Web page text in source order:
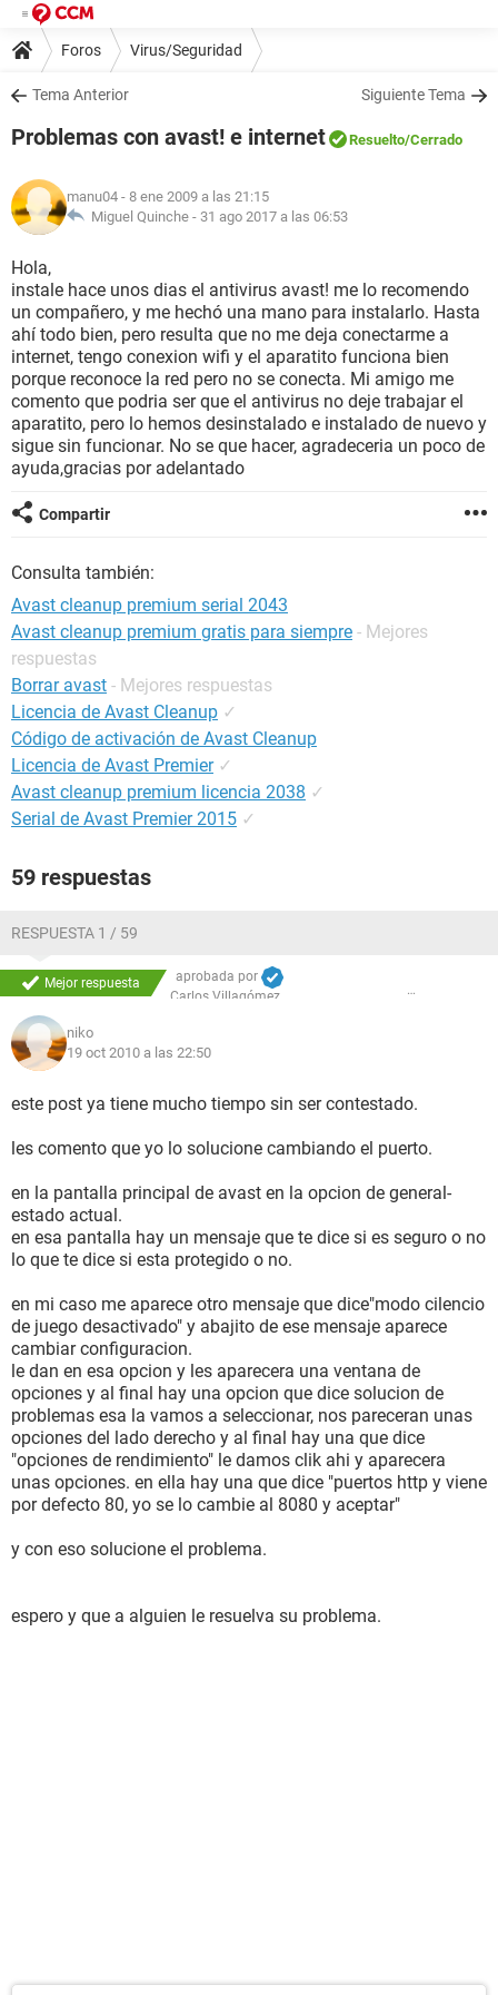
Foros Virus/Seguridad
Tema Anterior Siguiente Tema
Problemas con avast! e internet Resuelto/Cerrado
manu04 - 8 ene 2009 a las 21:15
Miguel Quinche - 31 ago 2017 a las 06:53
Hola,
instale hace unos dias el antivirus avast! me lo recomendo
un compañero, y me hechó una mano para instalarlo. Hasta
ahí todo bien, pero resulta que no me deja conectarme a
internet, tengo conexion wifi y el aparatito funciona bien
porque reconoce la red pero no se conecta. Mi amigo me
comento que podria ser que el antivirus no deje trabajar el
aparatito, pero lo hemos desinstalado e instalado de nuevo y
sigue sin funcionar. No se que hacer, agradeceria un poco de
ayuda,gracias por adelantado
Compartir
Consulta también:
Avast cleanup premium serial 2043
Avast cleanup premium gratis para siempre - Mejores
respuestas
Borrar avast - Mejores respuestas
Licencia de Avast Cleanup ✓
Código de activación de Avast Cleanup
Licencia de Avast Premier ✓
Avast cleanup premium licencia 2038 ✓
Serial de Avast Premier 2015 ✓
59 respuestas
RESPUESTA 1 / 59
Mejor respuesta
aprobada por
Carlos Villagómez
niko
19 oct 2010 a las 22:50
este post ya tiene mucho tiempo sin ser contestado.
les comento que yo lo solucione cambiando el puerto.
en la pantalla principal de avast en la opcion de general-
estado actual.
en esa pantalla hay un mensaje que te dice si es seguro o no
lo que te dice si esta protegido o no.
en mi caso me aparece otro mensaje que dice"modo cilencio
de juego desactivado" y abajito de ese mensaje aparece
cambiar configuracion.
le dan en esa opcion y les aparecera una ventana de
opciones y al final hay una opcion que dice solucion de
problemas esa la vamos a seleccionar, nos pareceran unas
opciones del lado derecho y al final hay una que dice
"opciones de rendimiento" le damos clik ahi y aparecera
unas opciones. en ella hay una que dice "puertos http y viene
por defecto 80, yo se lo cambie al 8080 y aceptar"
y con eso solucione el problema.
espero y que a alguien le resuelva su problema.